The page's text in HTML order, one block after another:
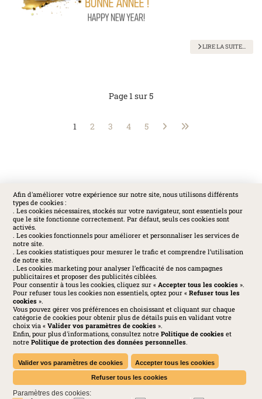
Afin d'améliorer votre expérience sur notre site, nous utilisons différents
types de cookies :
. Les cookies nécessaires, stockés sur votre navigateur, sont essentiels pour
que le site fonctionne correctement. Par défaut, seuls ces cookies sont
activés.
. Les cookies fonctionnels pour améliorer et personnaliser les services de
notre site.
. Les cookies statistiques pour mesurer le trafic et comprendre l’utilisation
de notre site.
. Les cookies marketing pour analyser l’efficacité de nos campagnes
publicitaires et proposer des publicités ciblées.
Pour consentir à tous les cookies, cliquez sur « Accepter tous les cookies».
Pour refuser tous les cookies non essentiels, optez pour « Refuser tous les
cookies».
Vous pouvez gérer vos préférences en choisissant et cliquant sur chaque
catégorie de cookies pour obtenir plus de détails puis en validant votre
choix via « Valider vos paramètres de cookies».
Enfin, pour plus d'informations, consultez notre Politique de cookieset
notre Politique de protection des données personnelles.
Valider vos paramètres de cookies Accepter tous les cookies
Refuser tous les cookies
Paramètres des cookies:
LIRE LA SUITE...
Page 1 sur 5
1 2 3 4 5
SOCIAL
Huchez 2016© Tous droits réservés - Reproductions interdites
Mentions légales-Politique de confidentialité
Conditions générales- Charte des médias sociaux